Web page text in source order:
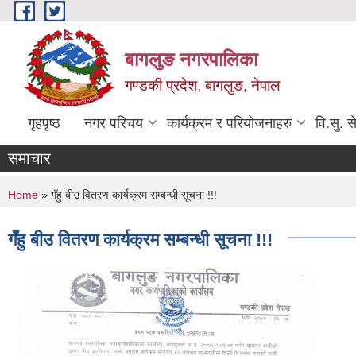
Skip to main content
बागलुङ नगरपालिका
गण्डकी प्रदेश, बागलुङ, नेपाल
गृहपृष्ठ नगर परिचय कार्यक्रम र परियोजनाहरु वि.सु.
समाचार
You are here
Home » गँहु बीउ वितरण कार्यक्रम सम्बन्धी सूचना !!!
गँहु बीउ वितरण कार्यक्रम सम्बन्धी सूचना !!!